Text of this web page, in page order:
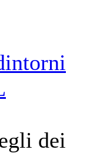
dei